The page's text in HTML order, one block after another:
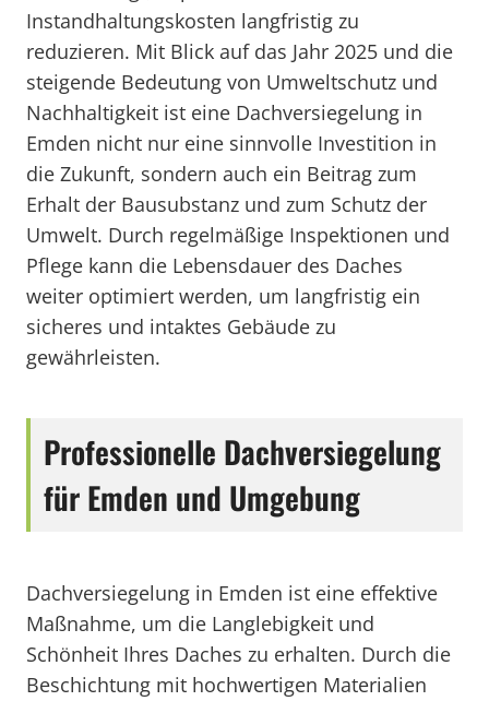
Instandhaltungskosten langfristig zu
reduzieren. Mit Blick auf das Jahr 2025 und die
steigende Bedeutung von Umweltschutz und
Nachhaltigkeit ist eine Dachversiegelung in
Emden nicht nur eine sinnvolle Investition in
die Zukunft, sondern auch ein Beitrag zum
Erhalt der Bausubstanz und zum Schutz der
Umwelt. Durch regelmäßige Inspektionen und
Pflege kann die Lebensdauer des Daches
weiter optimiert werden, um langfristig ein
sicheres und intaktes Gebäude zu
gewährleisten.
Professionelle Dachversiegelung
für Emden und Umgebung
Dachversiegelung in Emden ist eine effektive
Maßnahme, um die Langlebigkeit und
Schönheit Ihres Daches zu erhalten. Durch die
Beschichtung mit hochwertigen Materialien